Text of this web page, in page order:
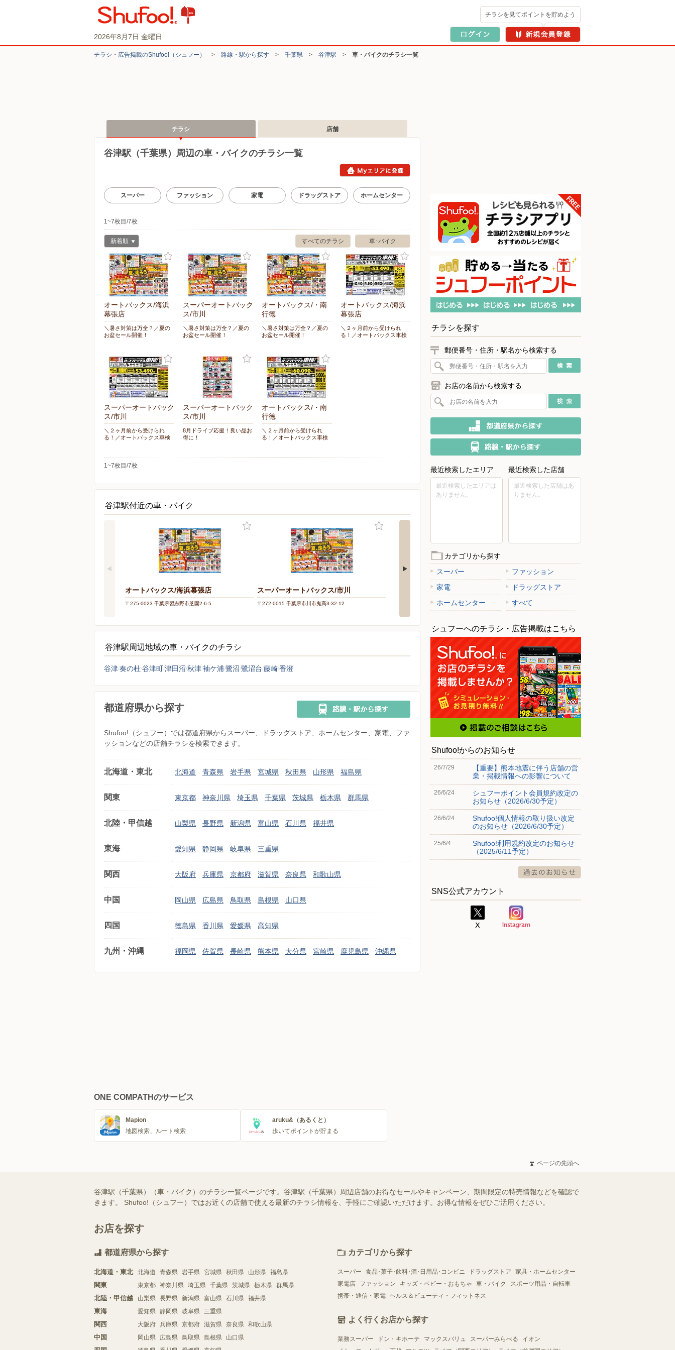
2026年8月7日 金曜日
チラシを見てポイントを貯めよう
チラシ・​広告掲載の​Shufoo!​（シュフー） > 路線・駅から探す > 千葉県 > 谷津駅 > 車・バイクのチラシ一覧
チラシ 店舗
谷津駅（千葉県）周辺の車・バイクのチラシ一覧
スーパー ファッション 家電 ドラッグストア ホームセンター
1~7枚目/7枚
車･バイク
すべてのチラシ
新着順
オートバックス/海浜
幕張店
＼暑さ対策は万全？／夏の
お盆セール開催！
スーパーオートバック
ス/市川
＼暑さ対策は万全？／夏の
お盆セール開催！
オートバックス/・南
行徳
＼暑さ対策は万全？／夏の
お盆セール開催！
オートバックス/海浜
幕張店
＼２ヶ月前から受けられ
る！／オートバックス車検
スーパーオートバック
ス/市川
＼２ヶ月前から受けられ
る！／オートバックス車検
スーパーオートバック
ス/市川
8月ドライブ応援！良い品お
得に！
オートバックス/・南
行徳
＼２ヶ月前から受けられ
る！／オートバックス車検
1~7枚目/7枚
谷津駅付近の車・バイク
オートバックス/海浜幕張店
〒275-0023 千葉県習志野市芝園2-6-5
スーパーオートバックス/市川
〒272-0015 千葉県市川市鬼高3-32-12
オートバックス/・南行徳
〒272-0138 千葉県市川市南行徳2-23-17
谷津駅周辺地域の車・バイクのチラシ
谷津奏の杜 谷津町津田沼 秋津袖ケ浦 鷺沼 鷺沼台 藤崎香澄
都道府県から探す
Shufoo!（シュフー）では都道府県からスーパー、ドラッグストア、ホームセンター、家電、ファ
ッションなどの店舗チラシを検索できます。
北海道・東北 北海道 青森県 岩手県 宮城県 秋田県 山形県 福島県
関東 東京都 神奈川県 埼玉県 千葉県 茨城県 栃木県 群馬県
北陸・甲信越 山梨県 長野県 新潟県 富山県 石川県 福井県
東海 愛知県 静岡県 岐阜県 三重県
関西 大阪府 兵庫県 京都府 滋賀県 奈良県 和歌山県
中国 岡山県 広島県 鳥取県 島根県 山口県
四国 徳島県 香川県 愛媛県 高知県
九州・沖縄 福岡県 佐賀県 長崎県 熊本県 大分県 宮崎県 鹿児島県 沖縄県
チラシを探す
郵便番号・住所・駅名から検索する
お店の名前から検索する
最近検索したエリア
最近検索したエリアは
ありません。
最近検索した店舗
最近検索した店舗はあ
りません。
カテゴリから探す
スーパー
ファッション
家電
ドラッグストア
ホームセンター
すべて
シュフーへのチラシ・広告掲載はこちら
Shufoo!からのお知らせ
26/7/29
【重要】熊本地震に伴う店舗の営
業・掲載情報への影響について
26/6/24
シュフーポイント会員規約改定の
お知らせ（2026/6/30予定）
26/6/24
Shufoo!個人情報の取り扱い改定
のお知らせ（2026/6/30予定）
25/6/4
Shufoo!利用規約改定のお知らせ
（2025/6/11予定）
SNS公式アカウント
ONE COMPATHのサービス
Mapion
地図検索、ルート検索
aruku&（あるくと）
歩いてポイントが貯まる
ページの先頭へ
谷津駅（千葉県）（車・バイク）のチラシ一覧ページです。谷津駅（千葉県）周辺店舗のお得なセールやキャンペーン、期間限定の特売情報などを確認で
きます。 Shufoo!（シュフー）ではお近くの店舗で使える最新のチラシ情報を、手軽にご確認いただけます。お得な情報をぜひご活用ください。
お店を探す
都道府県から探す
北海道・東北 北海道 青森県 岩手県 宮城県 秋田県 山形県 福島県
関東 東京都 神奈川県 埼玉県 千葉県 茨城県 栃木県 群馬県
北陸・甲信越 山梨県 長野県 新潟県 富山県 石川県 福井県
東海 愛知県 静岡県 岐阜県 三重県
関西 大阪府 兵庫県 京都府 滋賀県 奈良県 和歌山県
中国 岡山県 広島県 鳥取県 島根県 山口県
カテゴリから探す
スーパー 食品･菓子･飲料･酒･日用品･コンビニ ドラッグストア
家具・ホームセンター
家電店
ファッション キッズ・ベビー・おもちゃ 車・バイク
スポーツ用品・自転車
携帯・通信・家電 ヘルス＆ビューティ・フィットネス
よく行くお店から探す
業務スーパー ドン・キホーテ マックスバリュ スーパーみらべる
イオン